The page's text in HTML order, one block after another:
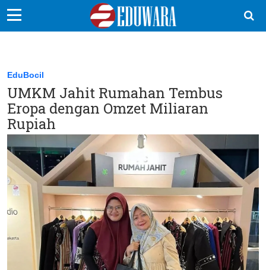
Sekolah Kita
Vokasi
Kampus
Idea
Sains
EduDana
Ikuti Kami di:
EduBocil
UMKM Jahit Rumahan Tembus
Eropa dengan Omzet Miliaran
Rupiah